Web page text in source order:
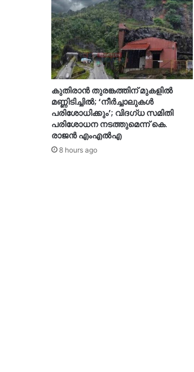
കുതിരാൻ തുരങ്കത്തിന് മുകളിൽ
മണ്ണിടിച്ചിൽ; ‘നീർച്ചാലുകൾ
പരിശോധിക്കും’; വിദഗ്ധ സമിതി
പരിശോധന നടത്തുമെന്ന് കെ.
രാജൻ എംഎൽഎ
8 hours ago